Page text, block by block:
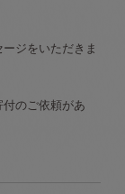
ジをいただきま
のご依頼があ